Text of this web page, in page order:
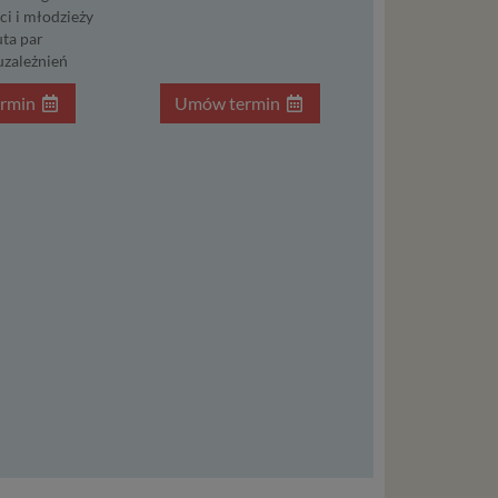
i młodzieży
par
Umów termin
w
nie
do